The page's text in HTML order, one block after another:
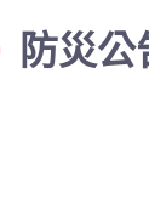
防災公